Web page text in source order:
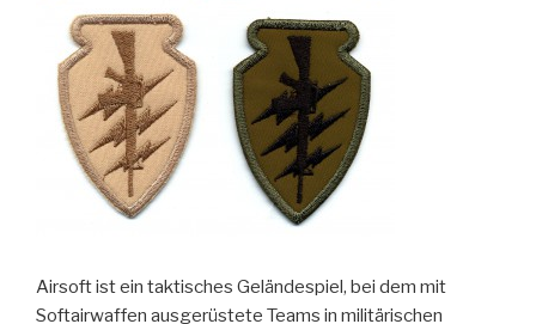
Airsoft ist ein taktisches Geländespiel, bei dem mit
Softairwaffen ausgerüstete Teams in militärischen